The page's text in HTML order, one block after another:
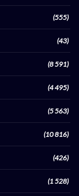
(555)
(43)
(8 591)
(4 495)
(5 563)
(10 816)
(426)
(1 528)